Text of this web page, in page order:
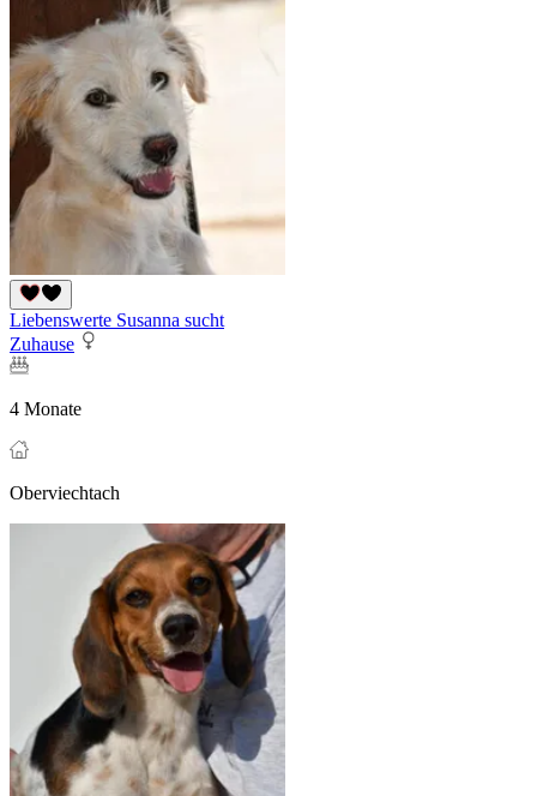
Liebenswerte Susanna sucht
Zuhause
4 Monate
Oberviechtach